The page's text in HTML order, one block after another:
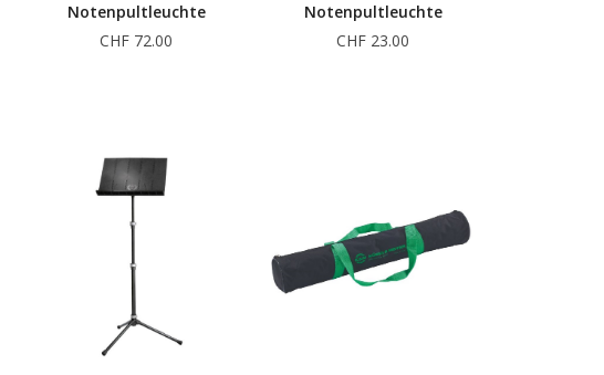
Notenpultleuchte
CHF 72.00
Notenpultleuchte
CHF 23.00